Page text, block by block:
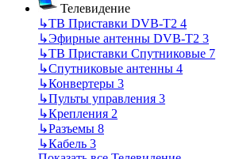
Телевидение
↳ТВ Приставки DVB-T2 4
↳Эфирные антенны DVB-T2 3
↳ТВ Приставки Спутниковые 7
↳Спутниковые антенны 4
↳Конвертеры 3
↳Пульты управления 3
↳Крепления 2
↳Разъемы 8
↳Кабель 3